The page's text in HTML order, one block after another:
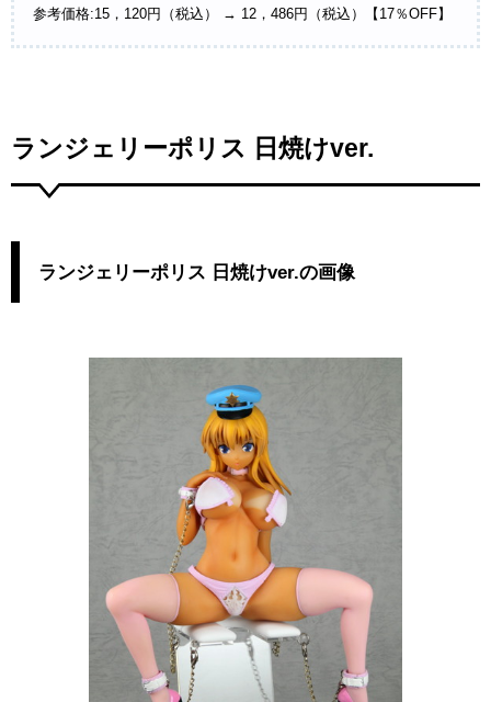
参考価格:15，120円（税込） → 12，486円（税込）【17％OFF】
ランジェリーポリス 日焼けver.
ランジェリーポリス 日焼けver.の画像